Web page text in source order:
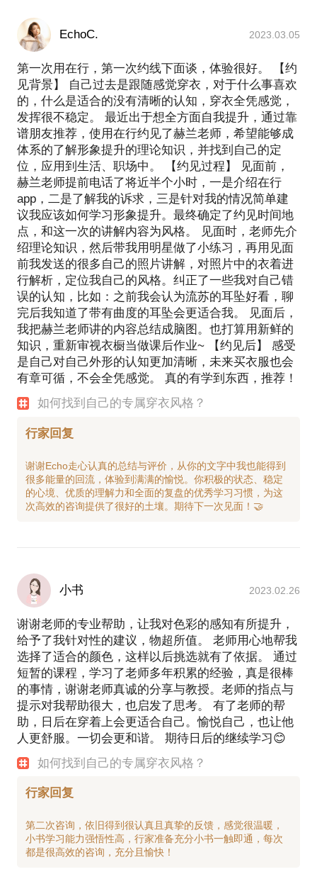
EchoC. 2023.03.05
第一次用在行，第一次约线下面谈，体验很好。 【约
见背景】 自己过去是跟随感觉穿衣，对于什么事喜欢
的，什么是适合的没有清晰的认知，穿衣全凭感觉，
发挥很不稳定。 最近出于想全方面自我提升，通过靠
谱朋友推荐，使用在行约见了赫兰老师，希望能够成
体系的了解形象提升的理论知识，并找到自己的定
位，应用到生活、职场中。 【约见过程】 见面前，
赫兰老师提前电话了将近半个小时，一是介绍在行
app，二是了解我的诉求，三是针对我的情况简单建
议我应该如何学习形象提升。最终确定了约见时间地
点，和这一次的讲解内容为风格。 见面时，老师先介
绍理论知识，然后带我用明星做了小练习，再用见面
前我发送的很多自己的照片讲解，对照片中的衣着进
行解析，定位我自己的风格。纠正了一些我对自己错
误的认知，比如：之前我会认为流苏的耳坠好看，聊
完后我知道了带有曲度的耳坠会更适合我。 见面后，
我把赫兰老师讲的内容总结成脑图。也打算用新鲜的
知识，重新审视衣橱当做课后作业~ 【约见后】 感受
是自己对自己外形的认知更加清晰，未来买衣服也会
有章可循，不会全凭感觉。 真的有学到东西，推荐！
如何找到自己的专属穿衣风格？
行家回复
谢谢Echo走心认真的总结与评价，从你的文字中我也能得到
很多能量的回流，体验到满满的愉悦。你积极的状态、稳定
的心境、优质的理解力和全面的复盘的优秀学习习惯，为这
小书 2023.02.26
谢谢老师的专业帮助，让我对色彩的感知有所提升，
给予了我针对性的建议，物超所值。 老师用心地帮我
选择了适合的颜色，这样以后挑选就有了依据。 通过
短暂的课程，学习了老师多年积累的经验，真是很棒
的事情，谢谢老师真诚的分享与教授。老师的指点与
提示对我帮助很大，也启发了思考。 有了老师的帮
助，日后在穿着上会更适合自己。愉悦自己，也让他
人更舒服。一切会更和谐。 期待日后的继续学习😊
如何找到自己的专属穿衣风格？
行家回复
第二次咨询，依旧得到很认真且真挚的反馈，感觉很温暖，
小书学习能力强悟性高，行家准备充分小书一触即通，每次